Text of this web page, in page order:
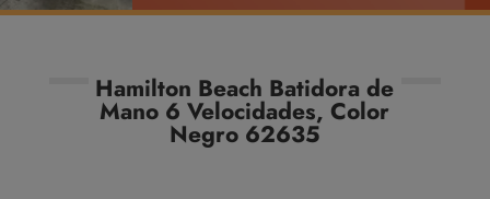
Hamilton Beach Batidora de
Mano 6 Velocidades, Color
Negro 62635